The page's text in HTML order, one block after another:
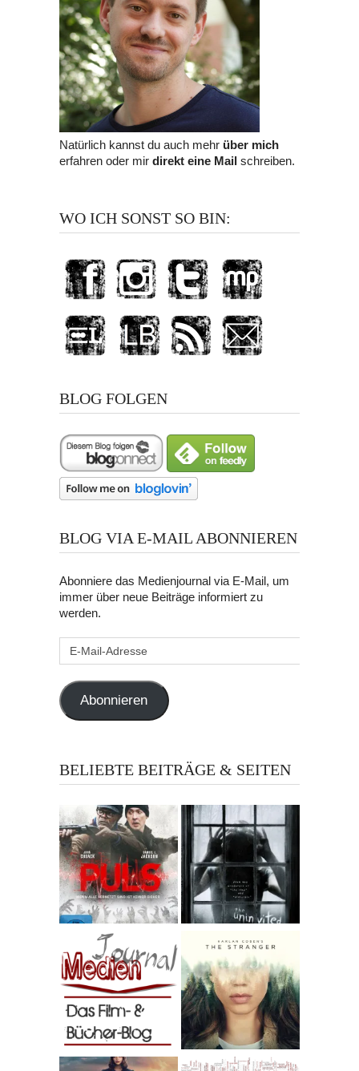
Natürlich kannst du auch mehr über mich
erfahren oder mir direkt eine Mailschreiben.
WO ICH SONST SO BIN:
BLOG FOLGEN
BLOG VIA E-MAIL ABONNIEREN
Abonniere das Medienjournal via E-Mail, um
immer über neue Beiträge informiert zu
werden.
Abonnieren
BELIEBTE BEITRÄGE & SEITEN